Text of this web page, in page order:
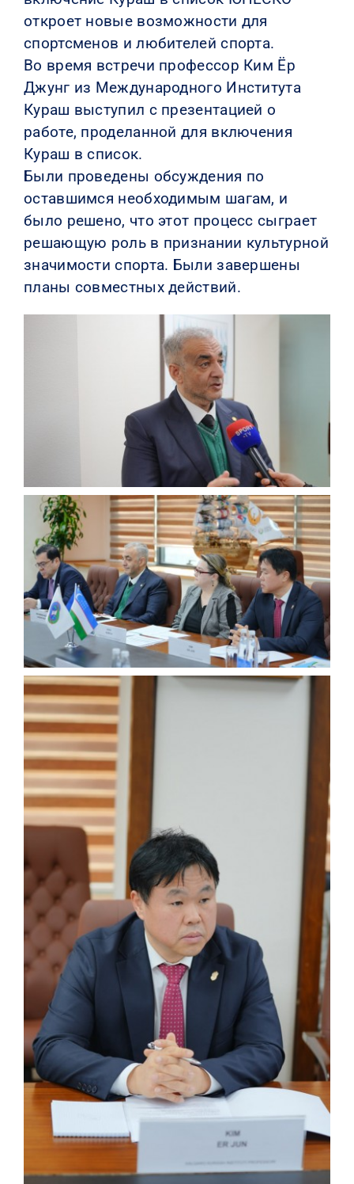
откроет новые возможности для
спортсменов и любителей спорта.
Во время встречи профессор Ким Ёр
Джунг из Международного Института
Кураш выступил с презентацией о
работе, проделанной для включения
Кураш в список.
Были проведены обсуждения по
оставшимся необходимым шагам, и
было решено, что этот процесс сыграет
решающую роль в признании культурной
значимости спорта. Были завершены
планы совместных действий.